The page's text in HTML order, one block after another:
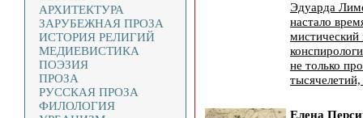
АРХИТЕКТУРА
ЗАРУБЕЖНАЯ ПРОЗА
ИСТОРИЯ РЕЛИГИЙ
МЕДИЕВИСТИКА
ПОЭЗИЯ
ПРОЗА
РУССКАЯ ПРОЗА
ФИЛОЛОГИЯ
Эдуарда
настало
мистический
не только
Елена